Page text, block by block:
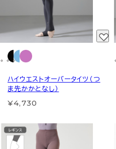
ハイウエストオーバータイツ（つ
ま先かかとなし）
¥4,730